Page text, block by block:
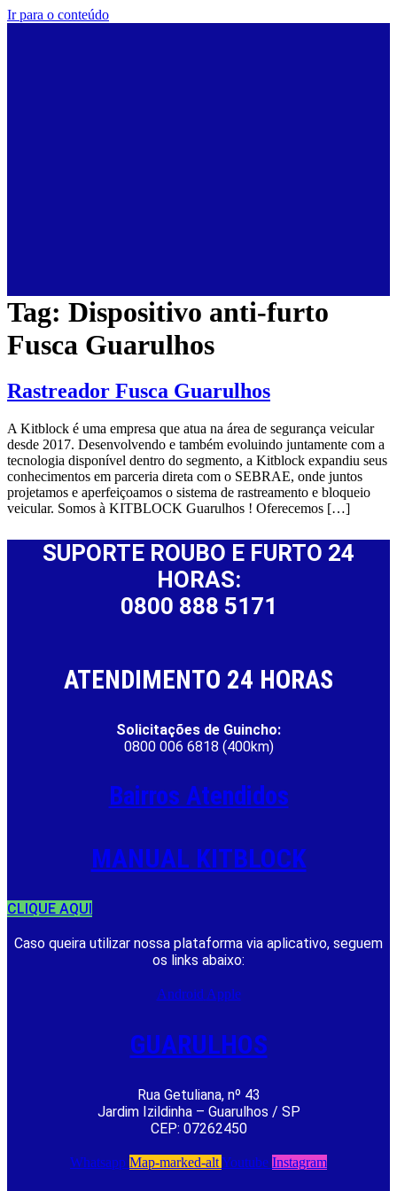
Ir para o conteúdo
Tag: Dispositivo anti-furto
Fusca Guarulhos
Rastreador Fusca Guarulhos
A Kitblock é uma empresa que atua na área de segurança veicular
desde 2017. Desenvolvendo e também evoluindo juntamente com a
tecnologia disponível dentro do segmento, a Kitblock expandiu seus
conhecimentos em parceria direta com o SEBRAE, onde juntos
projetamos e aperfeiçoamos o sistema de rastreamento e bloqueio
veicular. Somos à KITBLOCK Guarulhos ! Oferecemos […]
SUPORTE ROUBO E FURTO 24
HORAS:
0800 888 5171
ATENDIMENTO 24 HORAS
Solicitações de Guincho:
0800 006 6818 (400km)
Bairros Atendidos
MANUAL KITBLOCK
CLIQUE AQUI
Caso queira utilizar nossa plataforma via aplicativo, seguem
os links abaixo:
Android Apple
GUARULHOS
Rua Getuliana, nº 43
Jardim Izildinha – Guarulhos / SP
CEP: 07262450
Whatsapp Map-marked-altYoutube Instagram